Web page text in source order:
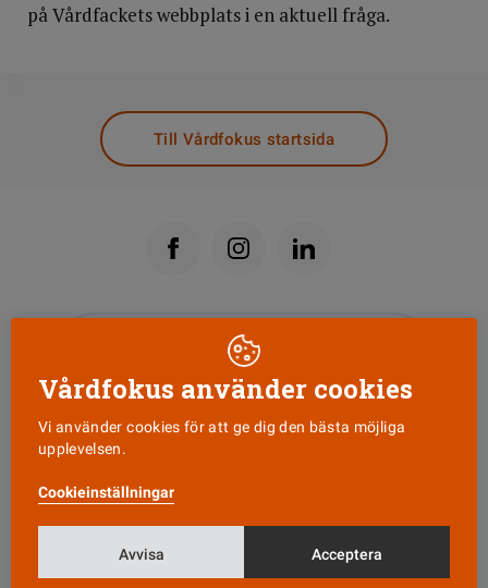
på Vårdfackets webbplats i en aktuell fråga.
Till Vårdfokus startsida
Läs senaste numret
Vårdfokus använder cookies
Vi använder cookies för att ge dig den bästa möjliga
upplevelsen.
Cookieinställningar
Avvisa Acceptera